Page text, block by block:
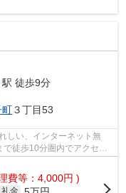
駅 徒歩9分
町３丁目53
しい、インターネット無
徒歩10分圏内でアクセス
費等：4,000円 )
礼金